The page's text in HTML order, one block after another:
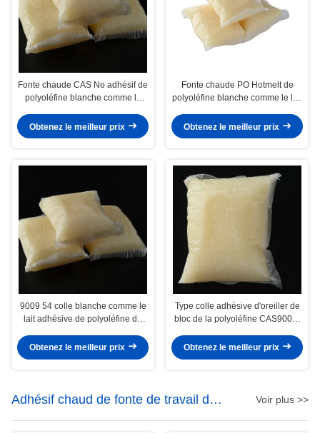
Fonte chaude CAS No adhésif de
polyoléfine blanche comme le
bloc
Obtenez le meilleur prix
Fonte chaude PO Hotmelt de
polyoléfine blanche comme le lait
matelas
Obtenez le meilleur prix
9009 54 colle blanche comme le
lait adhésive de polyoléfine de
Obtenez le meilleur prix
Type colle adhésive d'oreiller de
bloc de la polyoléfine CAS9009-
polyoléfine
Obtenez le meilleur prix
Adhésif chaud de fonte de travail du
bois
Voir plus >>